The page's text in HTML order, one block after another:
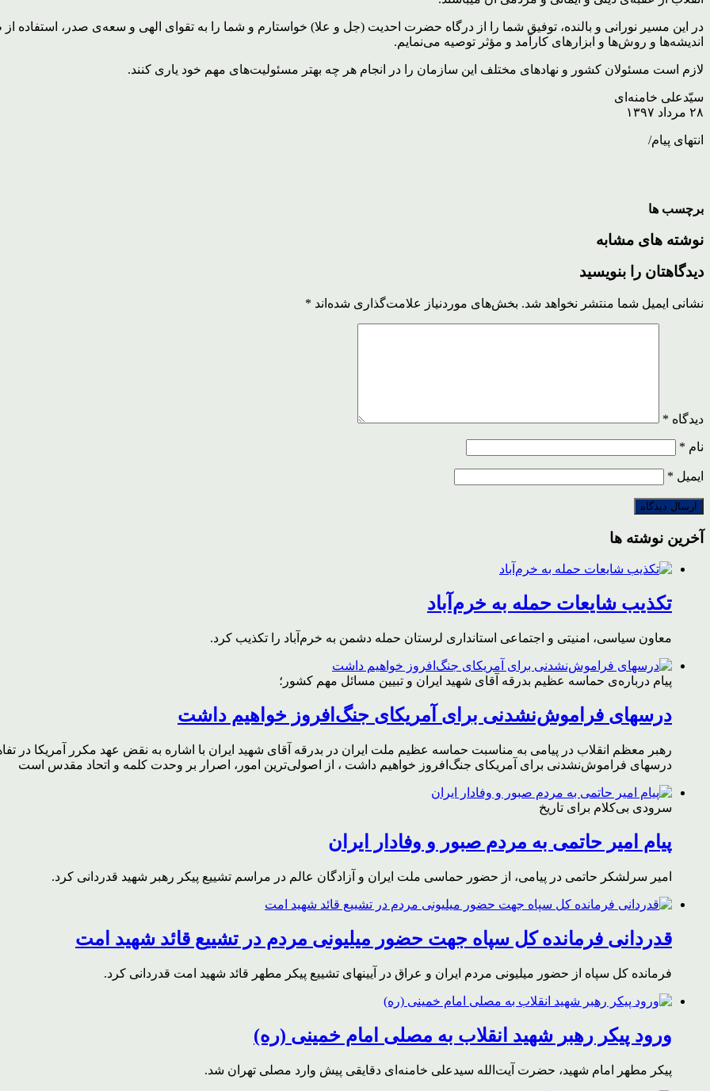
در این مسیر نورانی و بالنده، توفیق شما را از درگاه حضرت احدیت (جل و علا) خواستارم و شما را به تقوای الهی و سعه‌ی صدر، استفاده
اندیشه‌ها و روش‌ها و ابزارهای کارآمد و مؤثر توصیه می‌نمایم.
لازم است مسئولان کشور و نهادهای مختلف این سازمان را در انجام هر چه بهتر مسئولیت‌های مهم خود یاری کنند.
سیّدعلی خامنه‌ای
۲۸ مرداد ۱۳۹۷
انتهای پیام/
برچسب ها
نوشته های مشابه
دیدگاهتان را بنویسید
نشانی ایمیل شما منتشر نخواهد شد. بخش‌های موردنیاز علامت‌گذاری شده‌اند *
دیدگاه *
نام *
ایمیل *
آخرین نوشته ها
تکذیب شایعات حمله به خرم‌آباد
معاون سیاسی، امنیتی و اجتماعی استانداری لرستان حمله دشمن به خرم‌آباد را تکذیب کرد.
پیام درباره‌ی حماسه عظیم بدرقه آقای شهید ایران و تبیین مسائل مهم کشور؛
درسهای فراموش‌نشدنی برای آمریکای جنگ‌افروز خواهیم داشت
رهبر معظم انقلاب در پیامی به مناسبت حماسه عظیم ملت ایران در بدرقه آقای شهید ایران با اشاره به نقض عهد مکرر آمریکا در
درسهای فراموش‌نشدنی برای آمریکای جنگ‌افروز خواهیم داشت ، از اصولی‌ترین امور، اصرار بر وحدت کلمه و اتحاد مقدس است
سرودی بی‌کلام برای تاریخ
پیام امیر حاتمی به مردم صبور و وفادار ایران
امیر سرلشکر حاتمی در پیامی، از حضور حماسی ملت ایران و آزادگان عالم در مراسم تشییع پیکر رهبر شهید قدردانی کرد.
قدردانی فرمانده کل سپاه جهت حضور میلیونی مردم در تشییع قائد شهید امت
فرمانده کل سپاه از حضور میلیونی مردم ایران و عراق در آیینهای تشییع پیکر مطهر قائد شهید امت قدردانی کرد.
ورود پیکر رهبر شهید انقلاب به مصلی امام خمینی (ره)
پیکر مطهر امام شهید،‌ حضرت آیت‌الله سیدعلی خامنه‌ای دقایقی پیش وارد مصلی تهران شد.